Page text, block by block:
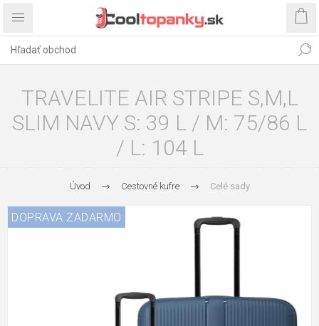
TRAVELITE AIR STRIPE S,M,L
SLIM NAVY S: 39 L / M: 75/86 L
/ L: 104 L
Úvod Cestovné kufre Celé sady
DOPRAVA ZADARMO